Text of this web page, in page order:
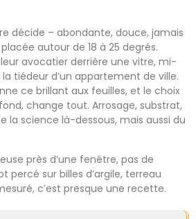
décide – abondante, douce, jamais
autour de 18 à 25 degrés.
avocatier derrière une vitre, mi-
tiédeur d’un appartement de ville.
ce brillant aux feuilles, et le choix
change tout. Arrosage, substrat,
la science là-dessous, mais aussi du
près d’une fenêtre, pas de
percé sur billes d’argile, terreau
c’est presque une recette.